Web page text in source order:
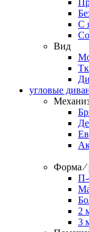
С
Вид
угловые
Форма ⁄
П-
2
3